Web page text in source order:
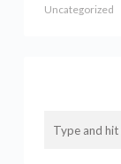
Uncategorized